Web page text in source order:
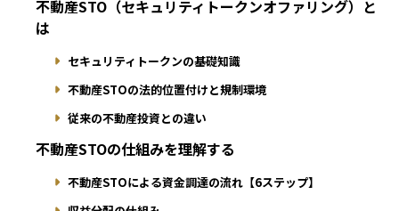
不動産STO（セキュリティトークンオファリング）と
は
セキュリティトークンの基礎知識
不動産STOの法的位置付けと規制環境
従来の不動産投資との違い
不動産STOの仕組みを理解する
不動産STOによる資金調達の流れ【6ステップ】